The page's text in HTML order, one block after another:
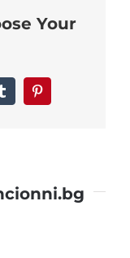
Your
TumblrPinterest